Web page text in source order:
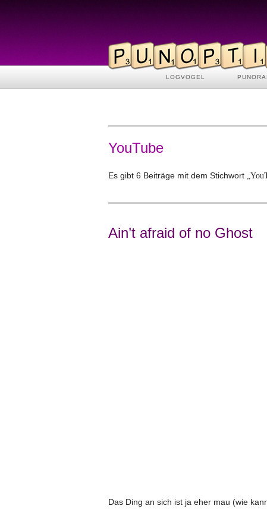
LOGVOGEL
YouTube
Es gibt 6 Beiträge mit dem Stichwort
Ain’t afraid of no Ghost
Das Ding an sich ist ja eher mau (wie